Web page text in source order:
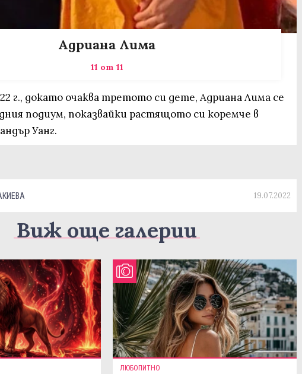
Адриана Лима
11 от 11
г., докато очаква третото си дете, Адриана Лима се
подиум, показвайки растящото си коремче в
Уанг.
19.07.2022
Виж още галерии
ЛЮБОПИТНО